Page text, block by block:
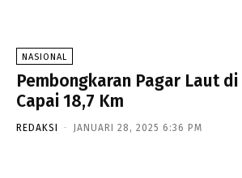
NASIONAL
Pembongkaran Pagar Laut
Capai 18,7 Km
REDAKSI - JANUARI 28, 2025 6:36 PM